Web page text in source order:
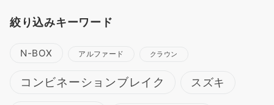
絞り込みキーワード
N-BOX アルファード クラウン
コンビネーションブレイク スズキ